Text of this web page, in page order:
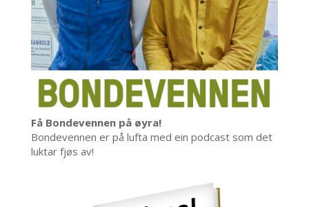
Få Bondevennen på øyra!
Bondevennen er på lufta med ein podcast som det
luktar fjøs av!